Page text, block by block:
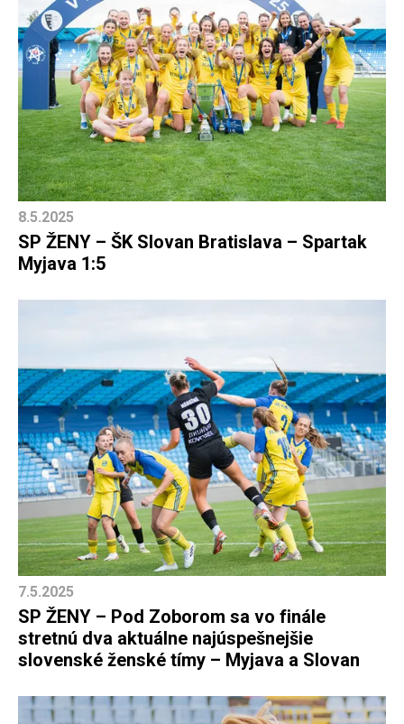
8.5.2025
SP ŽENY – ŠK Slovan Bratislava – Spartak
Myjava 1:5
7.5.2025
SP ŽENY – Pod Zoborom sa vo finále
stretnú dva aktuálne najúspešnejšie
slovenské ženské tímy – Myjava a Slovan